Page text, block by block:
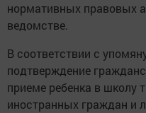
нормативных правовых
ведомстве.
В соответствии с
подтверждение
приеме ребенка в школу
иностранных граждан и